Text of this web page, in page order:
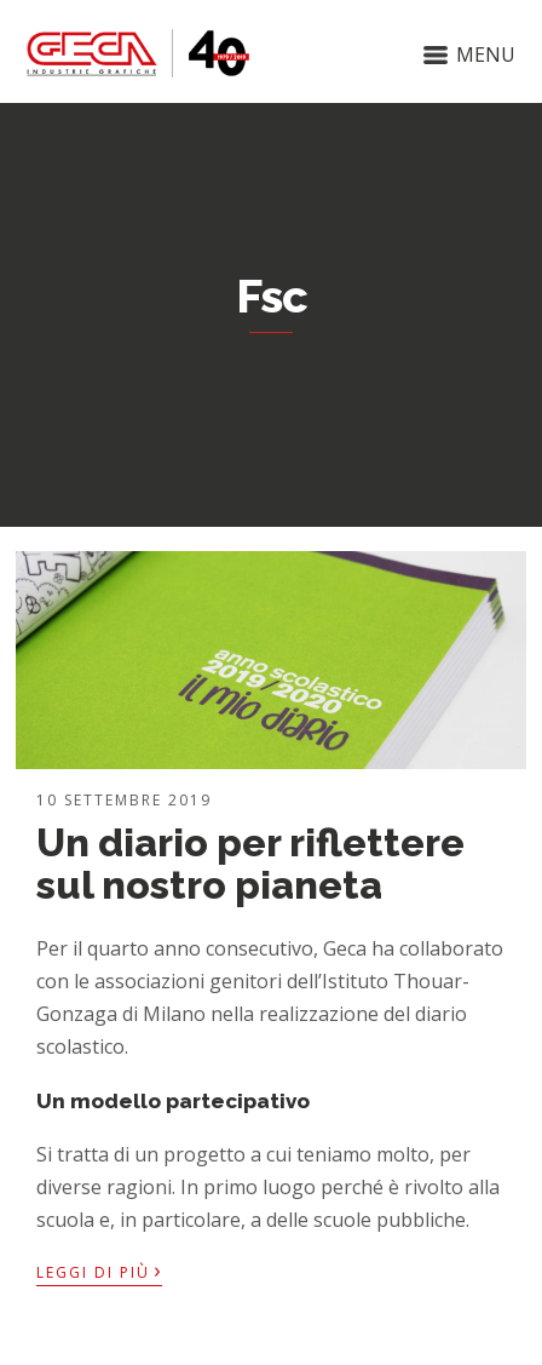
MENU
Fsc
10 SETTEMBRE 2019
Un diario per riflettere
sul nostro pianeta
Per il quarto anno consecutivo, Geca ha collaborato
con le associazioni genitori dell’Istituto Thouar-
Gonzaga di Milano nella realizzazione del diario
scolastico.
Un modello partecipativo
Si tratta di un progetto a cui teniamo molto, per
diverse ragioni. In primo luogo perché è rivolto alla
scuola e, in particolare, a delle scuole pubbliche.
LEGGI DI PIÙ ›